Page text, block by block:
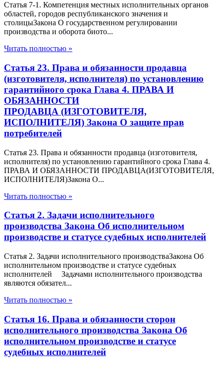
Статья 7-1. Компетенция местных исполнительных органов
областей, городов республиканского значения и
столицыЗакона О государственном регулировании
производства и оборота биото...
Читать полностью »
Статья 23. Права и обязанности продавца
(изготовителя, исполнителя) по установлению
гарантийного срока Глава 4. ПРАВА И
ОБЯЗАННОСТИ
ПРОДАВЦА (ИЗГОТОВИТЕЛЯ,
ИСПОЛНИТЕЛЯ) Закона О защите прав
потребителей
Статья 23. Права и обязанности продавца (изготовителя,
исполнителя) по установлению гарантийного срока Глава 4.
ПРАВА И ОБЯЗАННОСТИ ПРОДАВЦА(ИЗГОТОВИТЕЛЯ,
ИСПОЛНИТЕЛЯ)Закона О...
Читать полностью »
Статья 2. Задачи исполнительного
производства Закона Об исполнительном
производстве и статусе судебных исполнителей
Статья 2. Задачи исполнительного производстваЗакона Об
исполнительном производстве и статусе судебных
исполнителей Задачами исполнительного производства
являются обязател...
Читать полностью »
Статья 16. Права и обязанности сторон
исполнительного производства Закона Об
исполнительном производстве и статусе
судебных исполнителей